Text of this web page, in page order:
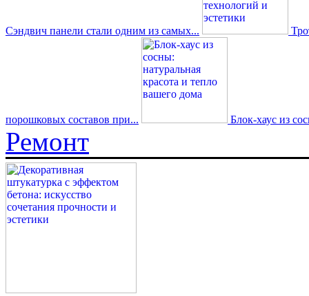
Сэндвич панели стали одним из самых...
порошковых составов при... Блок-хаус из
Ремонт